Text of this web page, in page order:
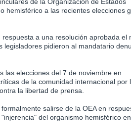
hemisférico a las recientes elecciones
a una resolución aprobada el
pidieron al mandatario
las elecciones del 7 de noviembre en
de la comunidad internacional por
la libertad de prensa.
salirse de la OEA en
del organismo hemisférico